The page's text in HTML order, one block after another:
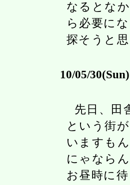
なるとな
ら必要に
探そうと
10/05/30(Sun)
先日、田
という街
いますも
にゃなら
お昼時に